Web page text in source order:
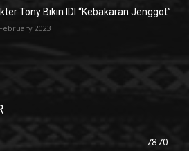
Tony Bikin IDI “Kebakaran Jenggot”
2023
7870